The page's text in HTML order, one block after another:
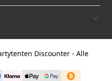
Discounter - Alle